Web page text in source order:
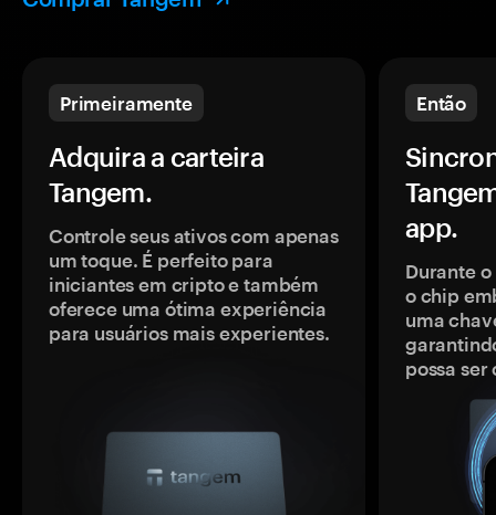
Primeiramente
Adquira a carteira
Tangem.
Controle seus ativos com apenas
um toque. É perfeito para
iniciantes em cripto e também
oferece uma ótima experiência
para usuários mais experientes.
Então
app.
Durante
o chip
uma
possa